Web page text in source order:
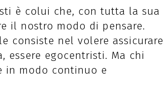
è colui che, con tutta la sua
il nostro modo di pensare.
consiste nel volere assicurare
essere egocentristi. Ma chi
in modo continuo e